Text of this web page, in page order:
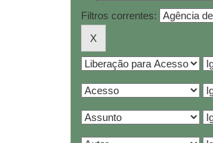
Filtros correntes: